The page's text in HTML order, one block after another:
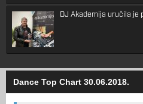
DJ Akademija uručila je
Dance Top Chart 30.06.2018.